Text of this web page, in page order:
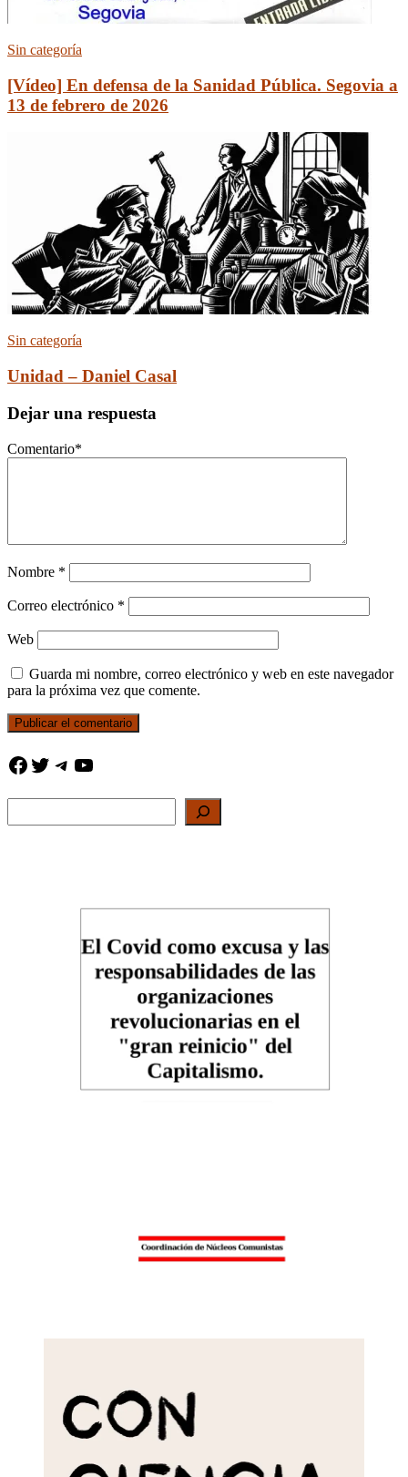
Sin categoría
[Vídeo] En defensa de la Sanidad Pública. Segovia a
13 de febrero de 2026
Sin categoría
Unidad – Daniel Casal
Dejar una respuesta
Comentario*
Nombre *
Correo electrónico *
Web
Guarda mi nombre, correo electrónico y web en este navegador
para la próxima vez que comente.
Facebook
Twitter
Telegram
YouTube